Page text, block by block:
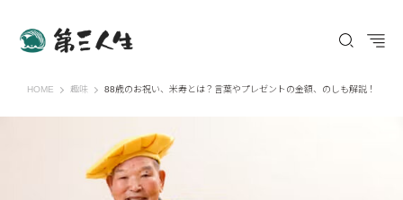
HOME 第三人生 〜寄り道の歩き方〜
趣味 88歳のお祝い、米寿とは？言葉やプレゼントの金額、のしも解説！